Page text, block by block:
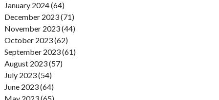
January 2024 (64)
December 2023 (71)
November 2023 (44)
October 2023 (62)
September 2023 (61)
August 2023 (57)
July 2023 (54)
June 2023 (64)